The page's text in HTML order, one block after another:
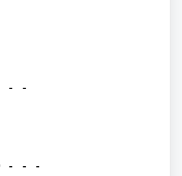
- -
- - -